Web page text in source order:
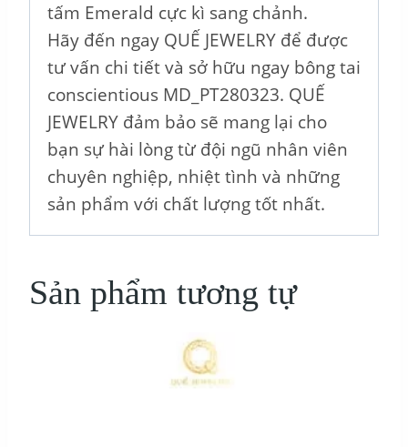
tấm Emerald cực kì sang chảnh.
Hãy đến ngay QUẾ JEWELRY để được
tư vấn chi tiết và sở hữu ngay bông tai
conscientious MD_PT280323. QUẾ
JEWELRY đảm bảo sẽ mang lại cho
bạn sự hài lòng từ đội ngũ nhân viên
chuyên nghiệp, nhiệt tình và những
sản phẩm với chất lượng tốt nhất.
Sản phẩm tương tự